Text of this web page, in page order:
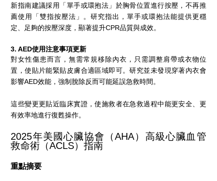
新指南建議採用「單手或環抱法」於胸骨位置進行按壓，不再推
薦使用「雙指按壓法」。研究指出，單手或環抱法能提供更穩
定、足夠的按壓深度，顯著提升CPR品質與成效。
3. AED使用注意事項更新
對女性傷患而言，無需常規移除內衣，只需調整肩帶或衣物位
置，使貼片能緊貼皮膚合適區域即可。研究並未發現穿著內衣會
影響AED效能，強制脫除反而可能延誤急救時間。
這些變更更貼近臨床實證，使施救者在急救過程中能更安全、更
有效率地進行復甦操作。
2025年美國心臟協會（AHA）高級心臟血管
救命術（ACLS）指南
重點摘要